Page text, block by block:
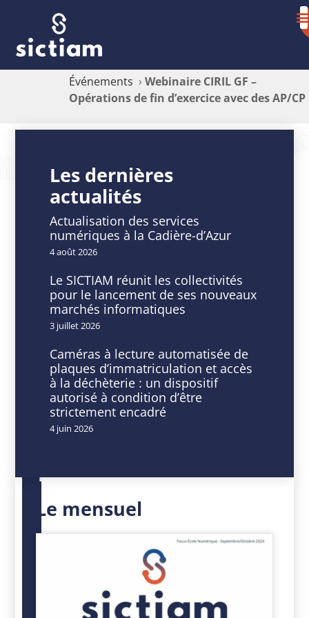
Événements › Webinaire CIRIL GF –
Opérations de fin d’exercice avec des AP/CP
CIRIL
Opérations
fin
d’exercice
avec
des
AP/CP
DATE
Nov
Expiré!
HEURE
h
min
Les dernières
actualités
Actualisation des services
numériques à la Cadière-d’Azur
4 août 2026
Le SICTIAM réunit les collectivités
pour le lancement de ses nouveaux
marchés informatiques
3 juillet 2026
Caméras à lecture automatisée de
plaques d’immatriculation et accès
à la déchèterie : un dispositif
autorisé à condition d’être
strictement encadré
4 juin 2026
Le mensuel